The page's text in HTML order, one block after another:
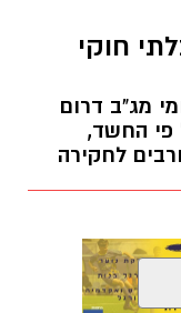
חוקי
מג"ב דרום
פי החשד,
לחקירה